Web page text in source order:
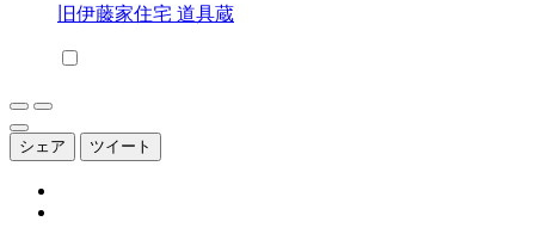
旧伊藤家住宅 道具蔵
シェア ツイート